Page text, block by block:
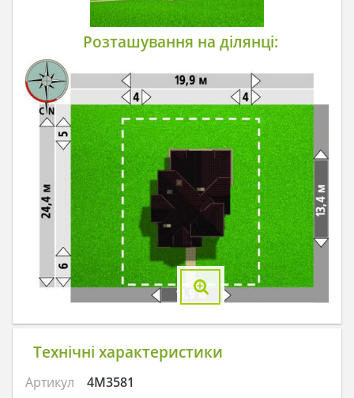
Розташування на ділянці:
Технічні характеристики
Артикул
4M3581